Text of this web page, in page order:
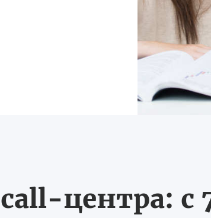
центра: с